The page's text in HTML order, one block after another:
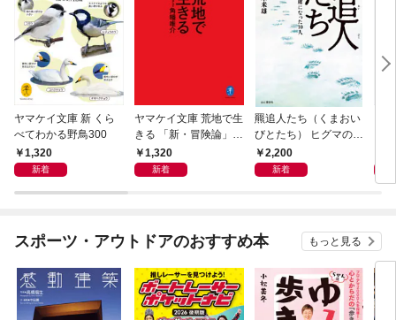
ヤマケイ文庫 新 くら
べてわかる野鳥300
1,320
新着
ヤマケイ文庫 荒地で生
きる 「新・冒険論」改
訂1,320
新着
羆追人たち（くまおい
びとたち） ヒグマの虜
になった10人
2,200
新着
スポーツ・アウトドアのおすすめ本 もっと見る